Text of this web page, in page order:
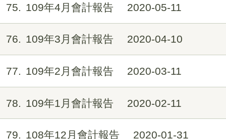
75 109年4月會計報告 2020-05-11
76 109年3月會計報告 2020-04-10
77 109年2月會計報告 2020-03-11
78 109年1月會計報告 2020-02-11
79 108年12月會計報告 2020-01-31